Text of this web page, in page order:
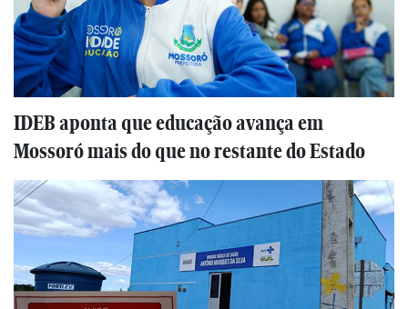
IDEB aponta que educação avança em
Mossoró mais do que no restante do Estado